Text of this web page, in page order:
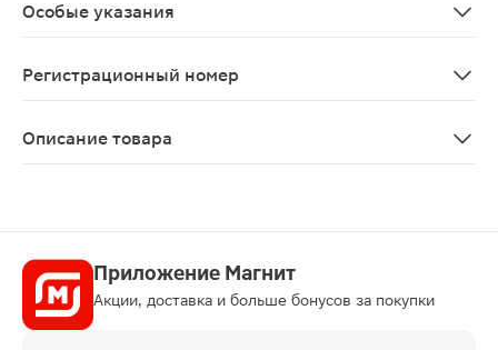
Особые указания
Регистрационный номер
Описание товара
Приложение Магнит
Акции, доставка и больше бонусов за покупки